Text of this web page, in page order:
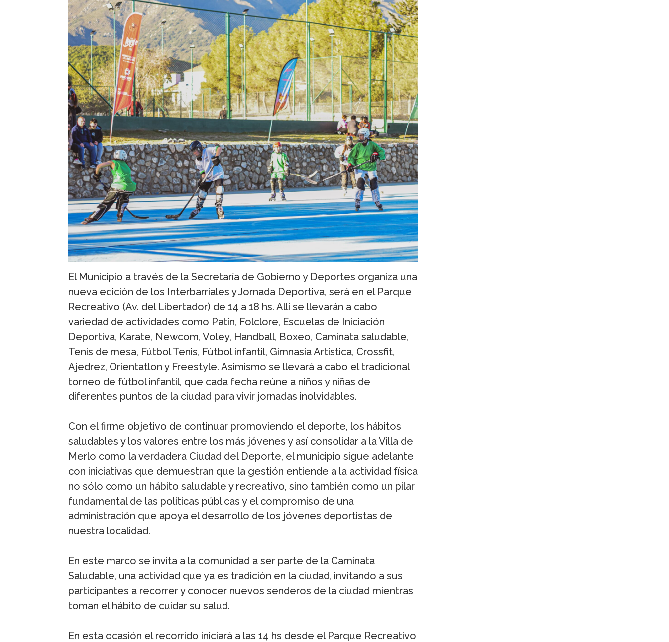
El Municipio a través de la Secretaría de Gobierno y Deportes organiza una
nueva edición de los Interbarriales y Jornada Deportiva, será en el Parque
Recreativo (Av. del Libertador) de 14 a 18 hs. Allí se llevarán a cabo
variedad de actividades como Patín, Folclore, Escuelas de Iniciación
Deportiva, Karate, Newcom, Voley, Handball, Boxeo, Caminata saludable,
Tenis de mesa, Fútbol Tenis, Fútbol infantil, Gimnasia Artística, Crossfit,
Ajedrez, Orientatlon y Freestyle. Asimismo se llevará a cabo el tradicional
torneo de fútbol infantil, que cada fecha reúne a niños y niñas de
diferentes puntos de la ciudad para vivir jornadas inolvidables.
Con el firme objetivo de continuar promoviendo el deporte, los hábitos
saludables y los valores entre los más jóvenes y así consolidar a la Villa de
Merlo como la verdadera Ciudad del Deporte, el municipio sigue adelante
con iniciativas que demuestran que la gestión entiende a la actividad física
no sólo como un hábito saludable y recreativo, sino también como un pilar
fundamental de las políticas públicas y el compromiso de una
administración que apoya el desarrollo de los jóvenes deportistas de
nuestra localidad.
En este marco se invita a la comunidad a ser parte de la Caminata
Saludable, una actividad que ya es tradición en la ciudad, invitando a sus
participantes a recorrer y conocer nuevos senderos de la ciudad mientras
toman el hábito de cuidar su salud.
En esta ocasión el recorrido iniciará a las 14 hs desde el Parque Recreativo